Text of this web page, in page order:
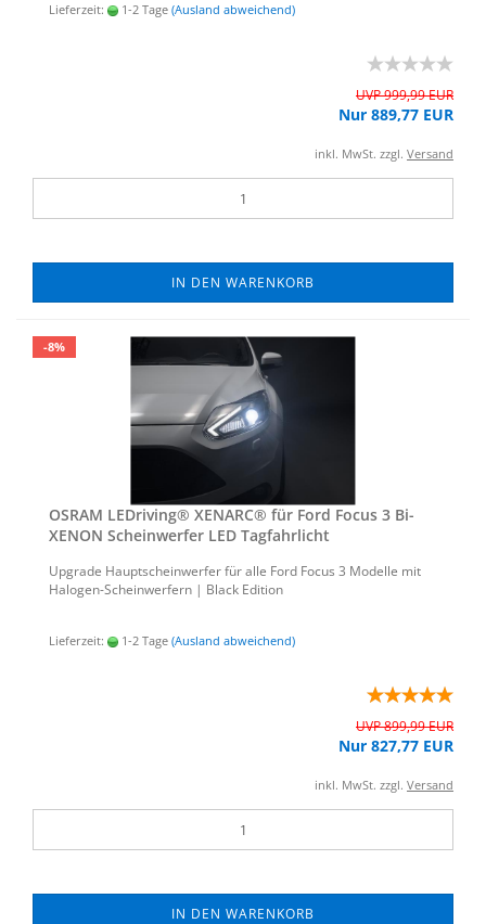
Lieferzeit: 1-2 Tage (Ausland abweichend)
UVP 999,99 EUR
Nur 889,77 EUR
inkl. MwSt. zzgl. Versand
IN DEN WARENKORB
-8%
OSRAM LED­ri­ving® XE­N­ARC® für Ford Focus 3 Bi-​
XENON Schein­wer­fer LED Tag­fahr­licht
Up­grade Haupt­schein­wer­fer für alle Ford Focus 3 Mo­del­le mit
Halogen-​Scheinwerfern | Black Edi­ti­on
Lieferzeit: 1-2 Tage (Ausland abweichend)
UVP 899,99 EUR
Nur 827,77 EUR
inkl. MwSt. zzgl. Versand
IN DEN WARENKORB